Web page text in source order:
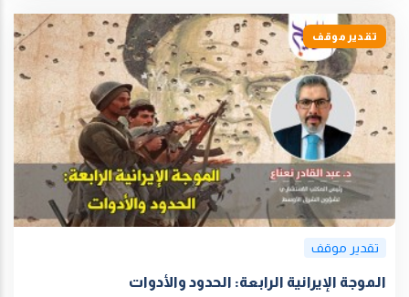
تقدير موقف
تقدير موقف
الموجة الإيرانية الرابعة: الحدود والأدوات